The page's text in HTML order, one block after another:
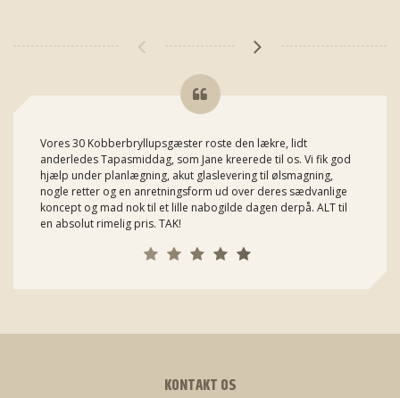
Vores 30 Kobberbryllupsgæster roste den lækre, lidt
anderledes Tapasmiddag, som Jane kreerede til os. Vi fik god
hjælp under planlægning, akut glaslevering til ølsmagning,
nogle retter og en anretningsform ud over deres sædvanlige
koncept og mad nok til et lille nabogilde dagen derpå. ALT til
en absolut rimelig pris. TAK!
KONTAKT OS